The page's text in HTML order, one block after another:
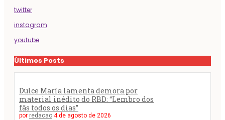
twitter
instagram
youtube
Últimos Posts
Dulce María lamenta demora por
material inédito do RBD: “Lembro dos
fãs todos os dias”
por redacao 4 de agosto de 2026